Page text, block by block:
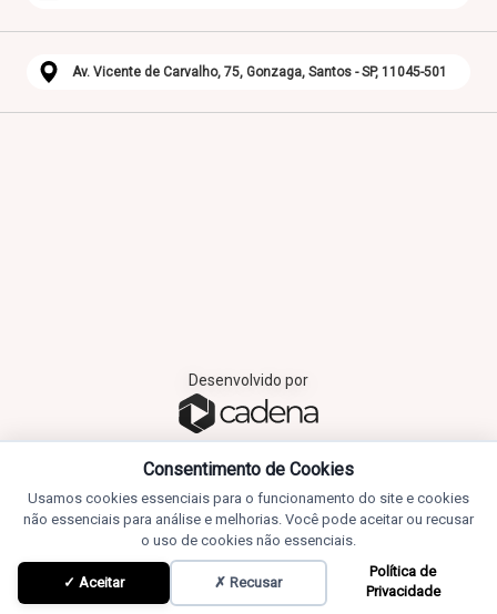
Av. Vicente de Carvalho, 75, Gonzaga, Santos - SP, 11045-501
Desenvolvido por
Mais
Consentimento de Cookies
Usamos cookies essenciais para o funcionamento do site e cookies
não essenciais para análise e melhorias. Você pode aceitar ou recusar
o uso de cookies não essenciais.
✓ Aceitar ✗ Recusar
Política de
Privacidade